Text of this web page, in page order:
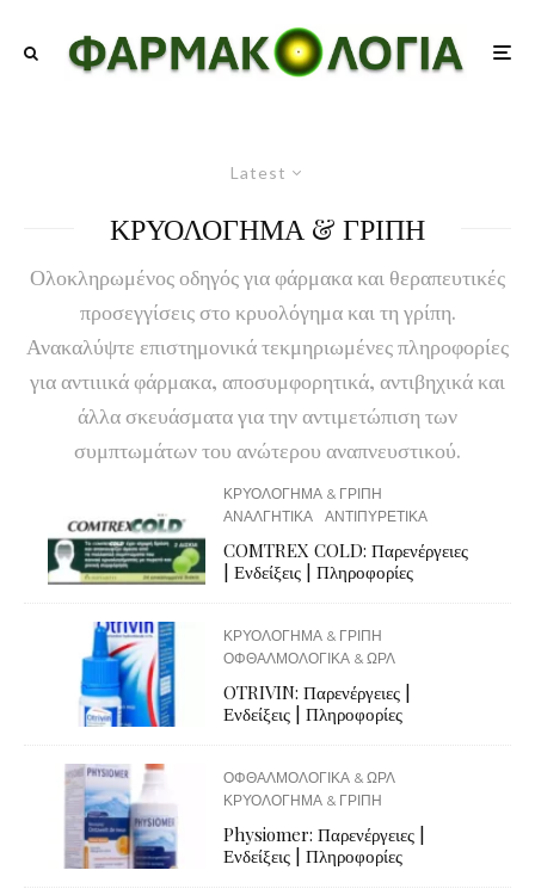
Latest
ΚΡΥΟΛΟΓΗΜΑ & ΓΡΙΠΗ
Ολοκληρωμένος οδηγός για φάρμακα και θεραπευτικές
προσεγγίσεις στο κρυολόγημα και τη γρίπη.
Ανακαλύψτε επιστημονικά τεκμηριωμένες πληροφορίες
για αντιιικά φάρμακα, αποσυμφορητικά, αντιβηχικά και
άλλα σκευάσματα για την αντιμετώπιση των
συμπτωμάτων του ανώτερου αναπνευστικού.
ΚΡΥΟΛΟΓΗΜΑ & ΓΡΙΠΗ
ΑΝΑΛΓΗΤΙΚΑ
ΑΝΤΙΠΥΡΕΤΙΚΑ
COMTREX COLD: Παρενέργειες
| Ενδείξεις | Πληροφορίες
ΚΡΥΟΛΟΓΗΜΑ & ΓΡΙΠΗ
ΟΦΘΑΛΜΟΛΟΓΙΚΑ & ΩΡΛ
OTRIVIN: Παρενέργειες |
Ενδείξεις | Πληροφορίες
ΟΦΘΑΛΜΟΛΟΓΙΚΑ & ΩΡΛ
ΚΡΥΟΛΟΓΗΜΑ & ΓΡΙΠΗ
Physiomer: Παρενέργειες |
Ενδείξεις | Πληροφορίες